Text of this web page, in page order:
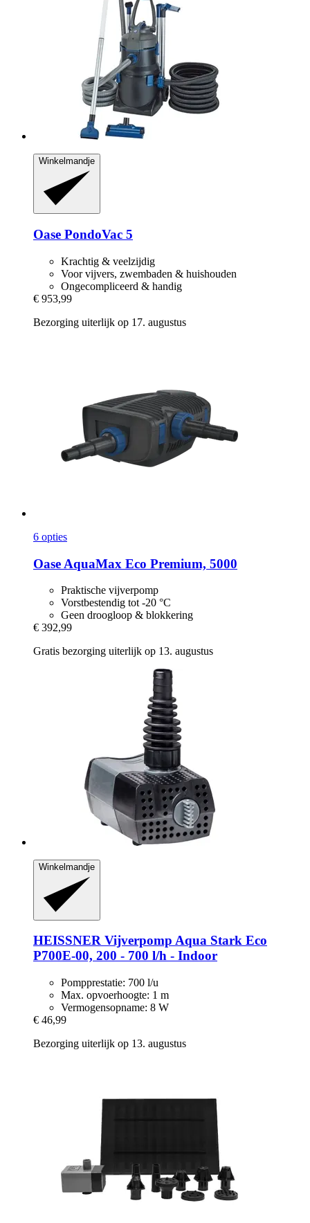
Winkelmandje
Oase PondoVac 5
Krachtig & veelzijdig
Voor vijvers, zwembaden & huishouden
Ongecompliceerd & handig
€ 953,99
Bezorging uiterlijk op 17. augustus
6 opties
Oase AquaMax Eco Premium, 5000
Praktische vijverpomp
Vorstbestendig tot -20 °C
Geen droogloop & blokkering
€ 392,99
Gratis bezorging uiterlijk op 13. augustus
Winkelmandje
HEISSNER Vijverpomp Aqua Stark Eco
P700E-​00, 200 -​ 700 l/h -​ Indoor
Pompprestatie: 700 l/u
Max. opvoerhoogte: 1 m
Vermogensopname: 8 W
€ 46,99
Bezorging uiterlijk op 13. augustus